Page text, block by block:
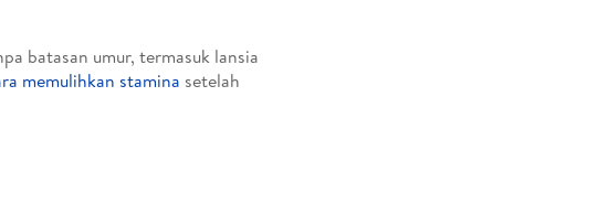
batasan umur, termasuk lansia
memulihkan stamina setelah